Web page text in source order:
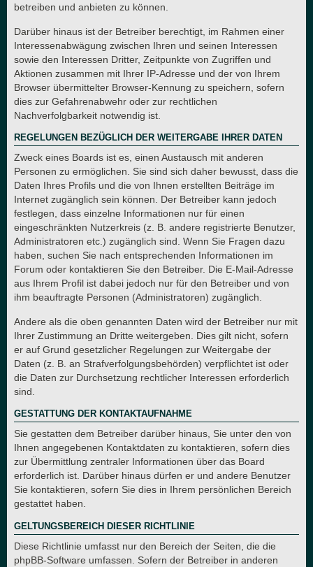
betreiben und anbieten zu können.
Darüber hinaus ist der Betreiber berechtigt, im Rahmen einer
Interessenabwägung zwischen Ihren und seinen Interessen
sowie den Interessen Dritter, Zeitpunkte von Zugriffen und
Aktionen zusammen mit Ihrer IP-Adresse und der von Ihrem
Browser übermittelter Browser-Kennung zu speichern, sofern
dies zur Gefahrenabwehr oder zur rechtlichen
Nachverfolgbarkeit notwendig ist.
REGELUNGEN BEZÜGLICH DER WEITERGABE IHRER DATEN
Zweck eines Boards ist es, einen Austausch mit anderen
Personen zu ermöglichen. Sie sind sich daher bewusst, dass die
Daten Ihres Profils und die von Ihnen erstellten Beiträge im
Internet zugänglich sein können. Der Betreiber kann jedoch
festlegen, dass einzelne Informationen nur für einen
eingeschränkten Nutzerkreis (z. B. andere registrierte Benutzer,
Administratoren etc.) zugänglich sind. Wenn Sie Fragen dazu
haben, suchen Sie nach entsprechenden Informationen im
Forum oder kontaktieren Sie den Betreiber. Die E-Mail-Adresse
aus Ihrem Profil ist dabei jedoch nur für den Betreiber und von
ihm beauftragte Personen (Administratoren) zugänglich.
Andere als die oben genannten Daten wird der Betreiber nur mit
Ihrer Zustimmung an Dritte weitergeben. Dies gilt nicht, sofern
er auf Grund gesetzlicher Regelungen zur Weitergabe der
Daten (z. B. an Strafverfolgungsbehörden) verpflichtet ist oder
die Daten zur Durchsetzung rechtlicher Interessen erforderlich
sind.
GESTATTUNG DER KONTAKTAUFNAHME
Sie gestatten dem Betreiber darüber hinaus, Sie unter den von
Ihnen angegebenen Kontaktdaten zu kontaktieren, sofern dies
zur Übermittlung zentraler Informationen über das Board
erforderlich ist. Darüber hinaus dürfen er und andere Benutzer
Sie kontaktieren, sofern Sie dies in Ihrem persönlichen Bereich
gestattet haben.
GELTUNGSBEREICH DIESER RICHTLINIE
Diese Richtlinie umfasst nur den Bereich der Seiten, die die
phpBB-Software umfassen. Sofern der Betreiber in anderen